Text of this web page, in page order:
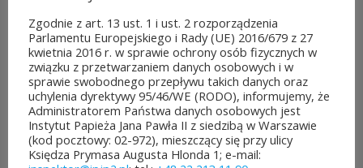
Zgodnie z art. 13 ust. 1 i ust. 2 rozporządzenia
Parlamentu Europejskiego i Rady (UE) 2016/679 z 27
kwietnia 2016 r. w sprawie ochrony osób fizycznych w
związku z przetwarzaniem danych osobowych i w
sprawie swobodnego przepływu takich danych oraz
uchylenia dyrektywy 95/46/WE (RODO), informujemy, że
Administratorem Państwa danych osobowych jest
Instytut Papieża Jana Pawła II z siedzibą w Warszawie
(kod pocztowy: 02-972), mieszczący się przy ulicy
Księdza Prymasa Augusta Hlonda 1; e-mail: